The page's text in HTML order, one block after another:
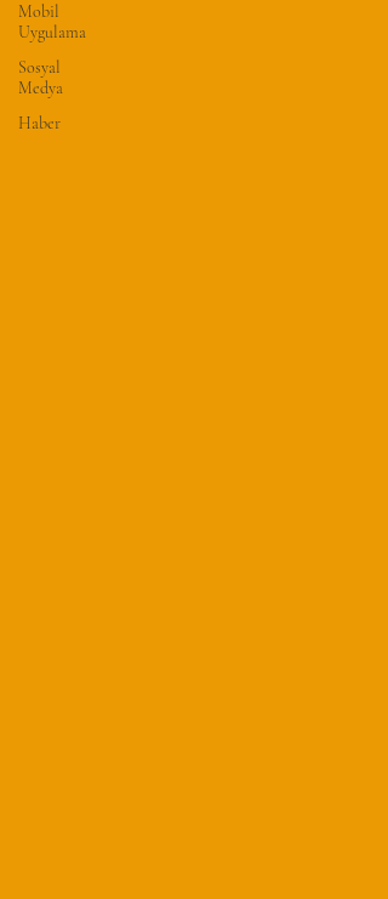
Mobil
Uygulama
Sosyal
Medya
Haber